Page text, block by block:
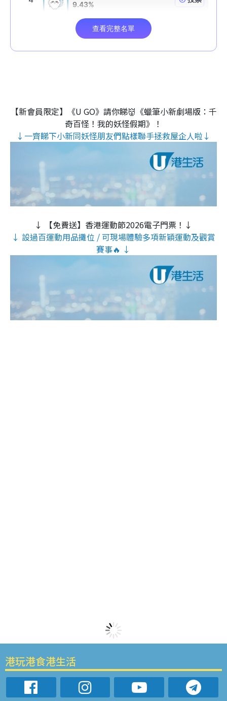
【新會員限定】《U GO》請你睇👹《蠟筆小新劇場版：千
奇百怪！我的妖怪假期》！
↓一齊睇下小新同妖怪朋友們點樣聯手拯救屋企人啦↓
↓ 【免費送】香港運動節2026電子門票！↓
↓ 設過百運動用品攤位 / 可現場體驗多項新穎運動及觀賞
賽事🔥 ↓
港玩港食港生活